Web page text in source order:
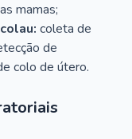
mamas;
coleta de
de
colo de útero.